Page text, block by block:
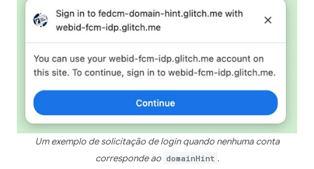
Um exemplo de solicitação de login quando nenhuma conta
corresponde ao domainHint .